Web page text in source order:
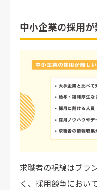
2. 採用ターゲット（
4. 採用データを蓄積
中小企業におすすめ
求人サイト
ハローワーク
ダイレクトリクルー
SNSリクルーティング
自社採用サイト・オ
中小企業の採用
求職者の視線はブラ
く、採用競争におい